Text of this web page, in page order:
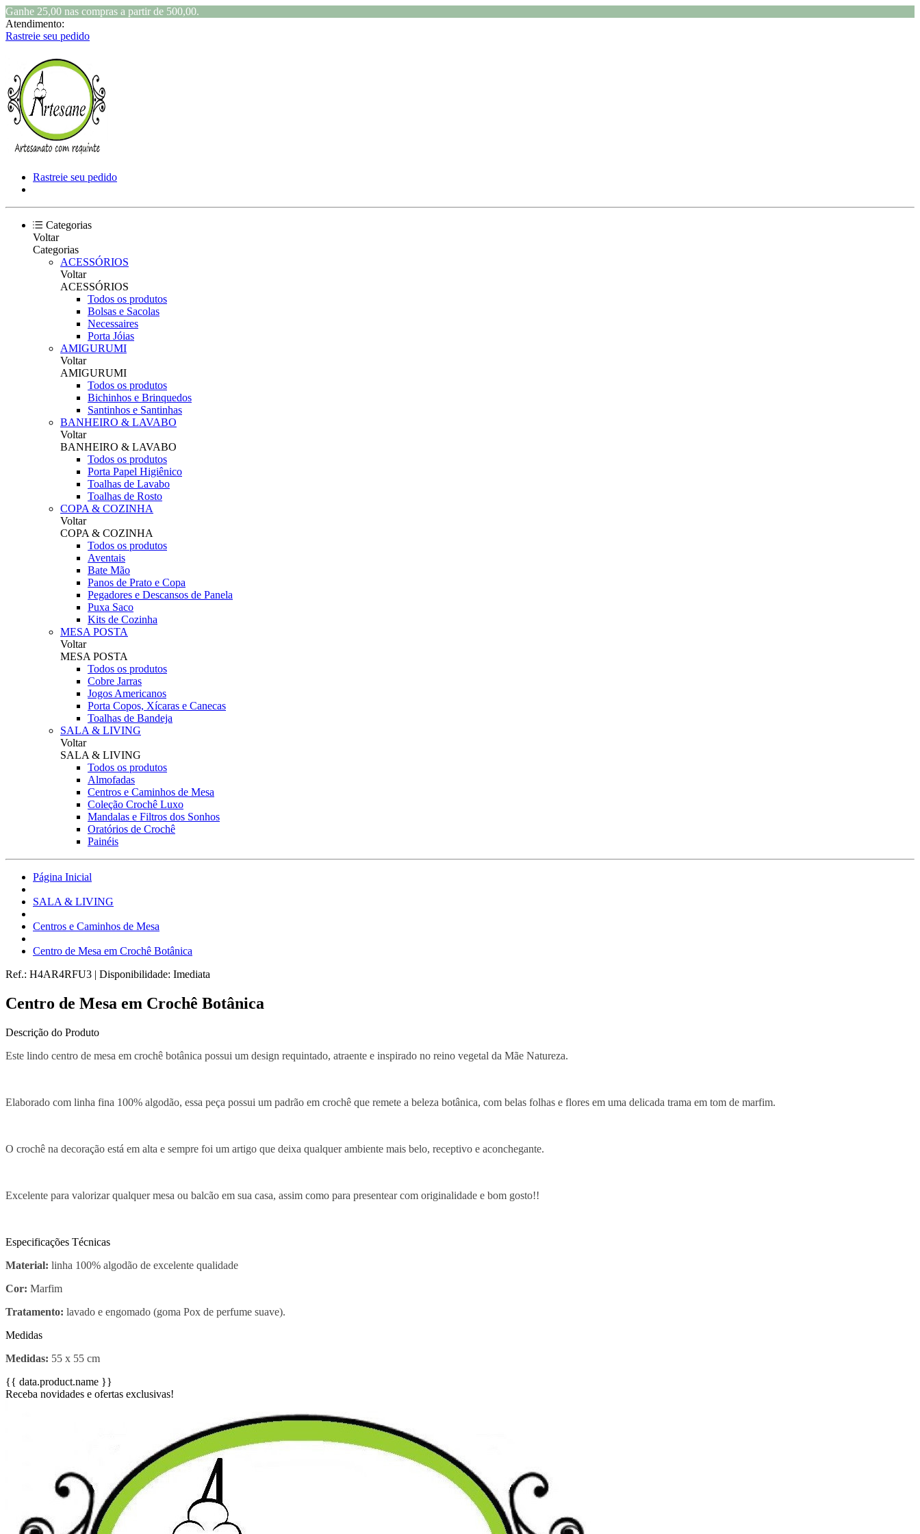
Ganhe 25,00 nas compras a partir de 500,00.
Atendimento:
Rastreie seu pedido
Rastreie seu pedido
Categorias
Voltar
Categorias
ACESSÓRIOS
Voltar
ACESSÓRIOS
Todos os produtos
Bolsas e Sacolas
Necessaires
Porta Jóias
AMIGURUMI
Voltar
AMIGURUMI
Todos os produtos
Bichinhos e Brinquedos
Santinhos e Santinhas
BANHEIRO & LAVABO
Voltar
BANHEIRO & LAVABO
Todos os produtos
Porta Papel Higiênico
Toalhas de Lavabo
Toalhas de Rosto
COPA & COZINHA
Voltar
COPA & COZINHA
Todos os produtos
Aventais
Bate Mão
Panos de Prato e Copa
Pegadores e Descansos de Panela
Puxa Saco
Kits de Cozinha
MESA POSTA
Voltar
MESA POSTA
Todos os produtos
Cobre Jarras
Jogos Americanos
Porta Copos, Xícaras e Canecas
Toalhas de Bandeja
SALA & LIVING
Voltar
SALA & LIVING
Todos os produtos
Almofadas
Centros e Caminhos de Mesa
Coleção Crochê Luxo
Mandalas e Filtros dos Sonhos
Oratórios de Crochê
Painéis
Página Inicial
SALA & LIVING
Centros e Caminhos de Mesa
Centro de Mesa em Crochê Botânica
Ref.: H4AR4RFU3 | Disponibilidade: Imediata
Centro de Mesa em Crochê Botânica
Descrição do Produto
Este lindo centro de mesa em crochê botânica possui um design requintado, atraente e inspirado no reino vegetal da Mãe Natureza.
Elaborado com linha fina 100% algodão, essa peça possui um padrão em crochê que remete a beleza botânica, com belas folhas e flores em uma delicada trama em tom de marfim.
O crochê na decoração está em alta e sempre foi um artigo que deixa qualquer ambiente mais belo, receptivo e aconchegante.
Excelente para valorizar qualquer mesa ou balcão em sua casa, assim como para presentear com originalidade e bom gosto!!
Especificações Técnicas
Material: linha 100% algodão de excelente qualidade
Cor: Marfim
Tratamento: lavado e engomado (goma Pox de perfume suave).
Medidas
Medidas: 55 x 55 cm
{{ data.product.name }}
Receba novidades e ofertas exclusivas!